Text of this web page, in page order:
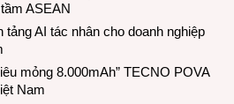
ASEAN
tảng AI tác nhân cho doanh nghiệp
mỏng 8.000mAh” TECNO POVA
Nam